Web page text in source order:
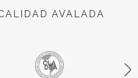
AVALADA